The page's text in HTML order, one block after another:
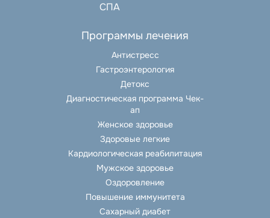
СПА
Программы лечения
Антистресс
Гастроэнтерология
Детокс
Диагностическая программа Чек-
ап
Женское здоровье
Здоровые легкие
Кардиологическая реабилитация
Мужское здоровье
Оздоровление
Повышение иммунитета
Сахарный диабет